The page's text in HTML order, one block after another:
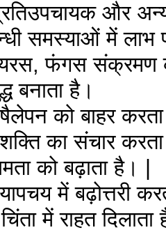
और
समस्याओं में लाभ
फंगस संक्रमण
बनाता है।
को बाहर
का संचार
को बढ़ाता है। |
में बढ़ोत्तरी
में राहत दिलाता